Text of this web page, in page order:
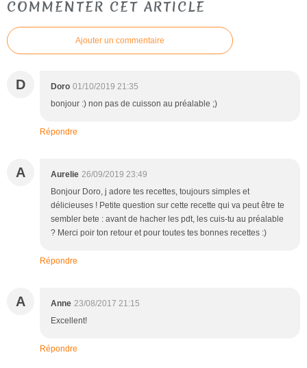
COMMENTER CET ARTICLE
Ajouter un commentaire
D Doro 01/10/2019 21:35
bonjour :) non pas de cuisson au préalable ;)
Répondre
A Aurelie 26/09/2019 23:49
Bonjour Doro, j adore tes recettes, toujours simples et
délicieuses ! Petite question sur cette recette qui va peut être te
sembler bete : avant de hacher les pdt, les cuis-tu au préalable
? Merci poir ton retour et pour toutes tes bonnes recettes :)
Répondre
A Anne 23/08/2017 21:15
Excellent!
Répondre